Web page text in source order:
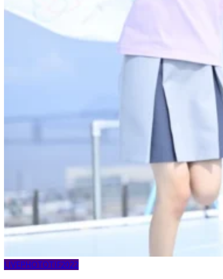
LIVEPHOTOTIF2022